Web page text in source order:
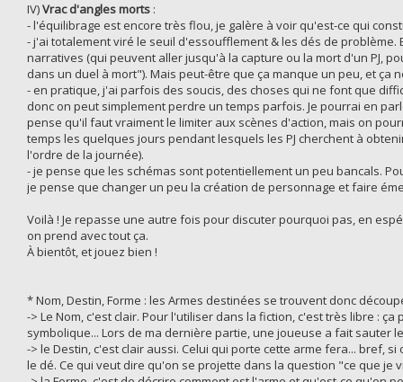
IV)Vrac d'angles morts :
- l'équilibrage est encore très flou, je galère à voir qu'est-ce qui
- j'ai totalement viré le seuil d'essoufflement & les dés de
narratives (qui peuvent aller jusqu'à la capture ou la mort d'un PJ,
dans un duel à mort"). Mais peut-être que ça manque un peu, et ça
- en pratique, j'ai parfois des soucis, des choses qui ne font que
donc on peut simplement perdre un temps parfois. Je pourrai en
pense qu'il faut vraiment le limiter aux scènes d'action, mais on
temps les quelques jours pendant lesquels les PJ cherchent à
l'ordre de la journée).
- je pense que les schémas sont potentiellement un peu bancals.
je pense que changer un peu la création de personnage et faire
Voilà ! Je repasse une autre fois pour discuter pourquoi pas, en
on prend avec tout ça.
À bientôt, et jouez bien !
* Nom, Destin, Forme : les Armes destinées se trouvent donc
-> Le Nom, c'est clair. Pour l'utiliser dans la fiction, c'est très libre :
symbolique... Lors de ma dernière partie, une joueuse a fait sauter
-> le Destin, c'est clair aussi. Celui qui porte cette arme fera... bref,
le dé. Ce qui veut dire qu'on se projette dans la question "ce que je